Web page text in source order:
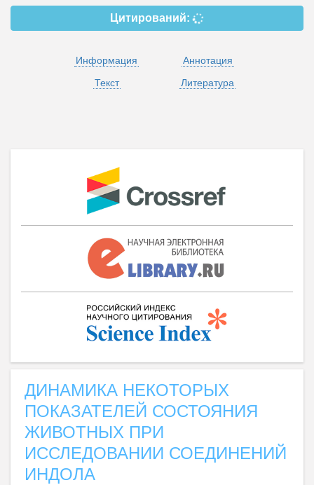
Цитирований:
Информация
Аннотация
Текст
Литература
ДИНАМИКА НЕКОТОРЫХ
ПОКАЗАТЕЛЕЙ СОСТОЯНИЯ
ЖИВОТНЫХ ПРИ
ИССЛЕДОВАНИИ СОЕДИНЕНИЙ
ИНДОЛА